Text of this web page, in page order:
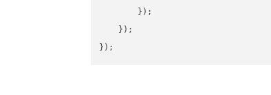
        });
    });